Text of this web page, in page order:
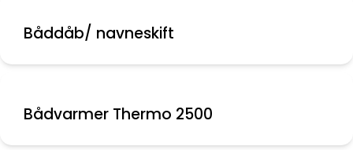
Båddåb/ navneskift
Bådvarmer Thermo 2500